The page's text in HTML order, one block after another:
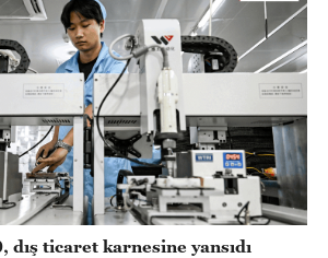
dış ticaret karnesine yansıdı